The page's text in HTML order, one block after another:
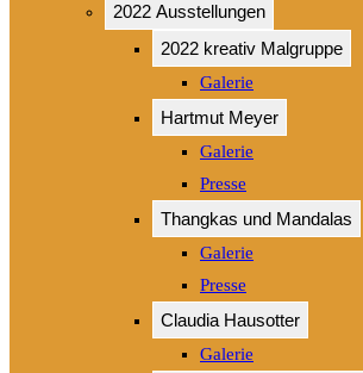
2022 Ausstellungen
2022 kreativ Malgruppe
Galerie
Hartmut Meyer
Galerie
Presse
Thangkas und Mandalas
Galerie
Presse
Claudia Hausotter
Galerie